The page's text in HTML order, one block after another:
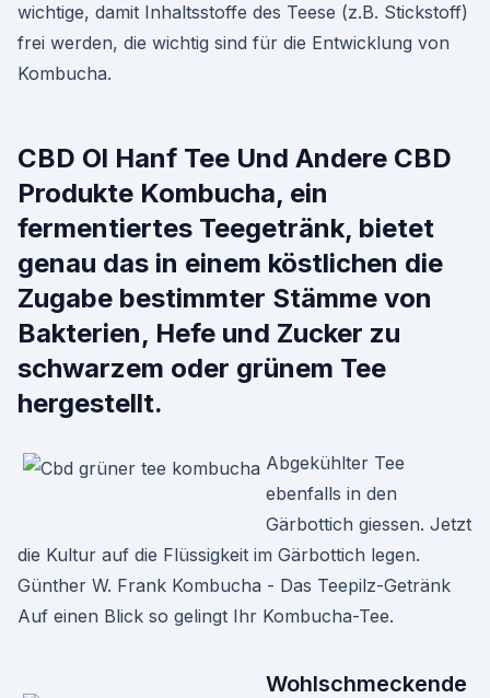
wichtige, damit Inhaltsstoffe des Teese (z.B. Stickstoff)
frei werden, die wichtig sind für die Entwicklung von
Kombucha.
CBD Ol Hanf Tee Und Andere CBD
Produkte Kombucha, ein
fermentiertes Teegetränk, bietet
genau das in einem köstlichen die
Zugabe bestimmter Stämme von
Bakterien, Hefe und Zucker zu
schwarzem oder grünem Tee
hergestellt.
Abgekühlter Tee
ebenfalls in den
Gärbottich giessen. Jetzt
die Kultur auf die Flüssigkeit im Gärbottich legen.
Günther W. Frank Kombucha - Das Teepilz-Getränk
Auf einen Blick so gelingt Ihr Kombucha-Tee.
Wohlschmeckende